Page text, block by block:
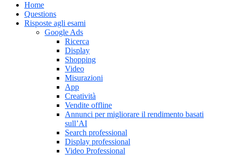
Home
Questions
Risposte agli esami
Google Ads
Ricerca
Display
Shopping
Video
Misurazioni
App
Creatività
Vendite offline
Annunci per migliorare il rendimento basati
sull’AI
Search professional
Display professional
Video Professional